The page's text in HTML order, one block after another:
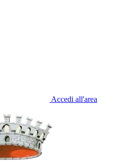
Accedi all'area